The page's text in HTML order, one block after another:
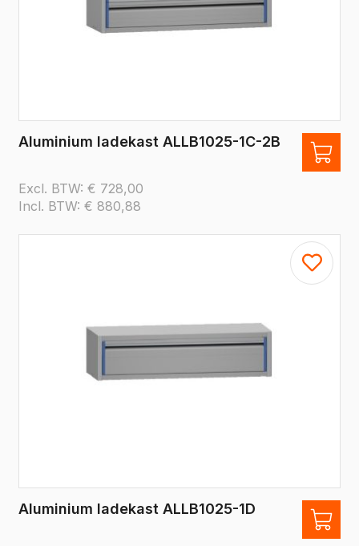
Aluminium ladekast ALLB1025-1C-2B
Excl. BTW: € 728,00
Incl. BTW: € 880,88
Aluminium ladekast ALLB1025-1D